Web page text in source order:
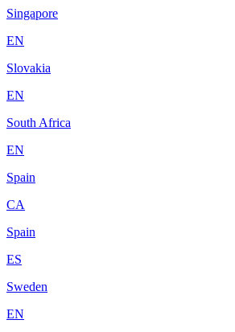
Singapore
EN
Slovakia
EN
South Africa
EN
Spain
CA
Spain
ES
Sweden
EN